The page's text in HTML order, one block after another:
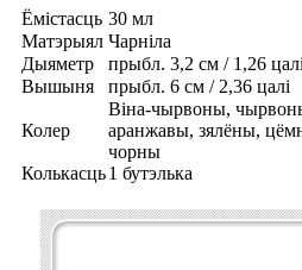
Ёмістасць 30 мл
Матэрыял Чарніла
Дыяметр
прыбл. 3,2 см / 1,26 цалі
Вышыня
прыбл. 6 см / 2,36 цалі
Колер
Віна-чырвоны,
аранжавы, зялёны,
чорны
Колькасць1 бутэлька